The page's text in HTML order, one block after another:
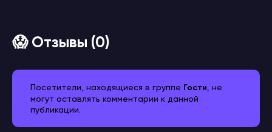
😱 Отзывы (0)
Посетители, находящиеся в группе Гости , не
могут оставлять комментарии к данной
публикации.